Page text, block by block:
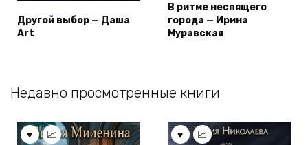
Другой выбор — Даша
Art
В ритме неспящего
города — Ирина
Муравская
Недавно просмотренные книги